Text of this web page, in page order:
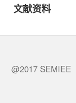
文献资料
@2017 SEMIEE